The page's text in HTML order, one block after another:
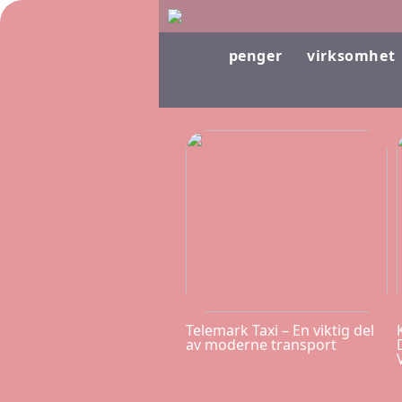
penger virksomhet
Telemark Taxi – En viktig del
av moderne transport